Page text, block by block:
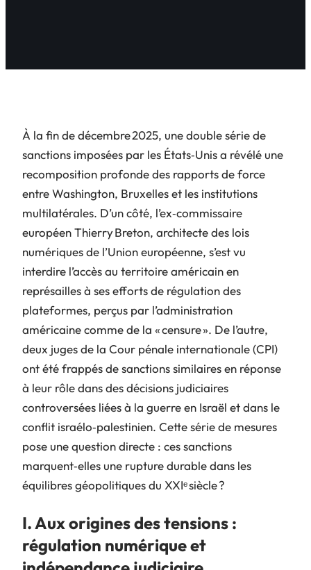
À la fin de décembre 2025, une double série de
sanctions imposées par les États‑Unis a révélé une
recomposition profonde des rapports de force
entre Washington, Bruxelles et les institutions
multilatérales. D’un côté, l’ex‑commissaire
européen Thierry Breton, architecte des lois
numériques de l’Union européenne, s’est vu
interdire l’accès au territoire américain en
représailles à ses efforts de régulation des
plateformes, perçus par l’administration
américaine comme de la « censure ». De l’autre,
deux juges de la Cour pénale internationale (CPI)
ont été frappés de sanctions similaires en réponse
à leur rôle dans des décisions judiciaires
controversées liées à la guerre en Israël et dans le
conflit israélo‑palestinien. Cette série de mesures
pose une question directe : ces sanctions
marquent‑elles une rupture durable dans les
équilibres géopolitiques du XXIᵉ siècle ?
I. Aux origines des tensions :
régulation numérique et